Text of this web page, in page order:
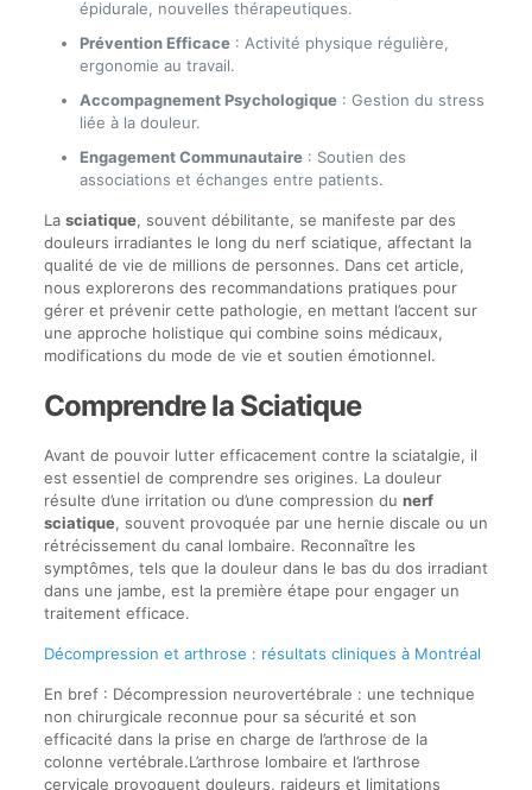
épidurale, nouvelles thérapeutiques.
Prévention Efficace: Activité physique régulière,
ergonomie au travail.
Accompagnement Psychologique: Gestion du stress
liée à la douleur.
Engagement Communautaire: Soutien des
associations et échanges entre patients.
La sciatique, souvent débilitante, se manifeste par des
douleurs irradiantes le long du nerf sciatique, affectant la
qualité de vie de millions de personnes. Dans cet article,
nous explorerons des recommandations pratiques pour
gérer et prévenir cette pathologie, en mettant l’accent sur
une approche holistique qui combine soins médicaux,
modifications du mode de vie et soutien émotionnel.
Comprendre la Sciatique
Avant de pouvoir lutter efficacement contre la sciatalgie, il
est essentiel de comprendre ses origines. La douleur
résulte d’une irritation ou d’une compression du nerf
sciatique, souvent provoquée par une hernie discale ou un
rétrécissement du canal lombaire. Reconnaître les
symptômes, tels que la douleur dans le bas du dos irradiant
dans une jambe, est la première étape pour engager un
traitement efficace.
Décompression et arthrose : résultats cliniques à Montréal
En bref : Décompression neurovertébrale : une technique
non chirurgicale reconnue pour sa sécurité et son
efficacité dans la prise en charge de l’arthrose de la
colonne vertébrale.L’arthrose lombaire et l’arthrose
cervicale provoquent douleurs, raideurs et limitations